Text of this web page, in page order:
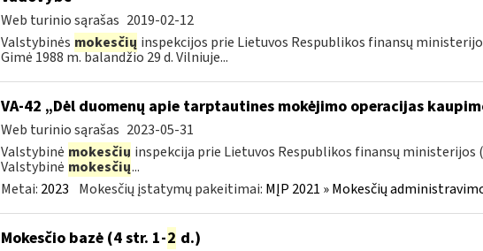
Web turinio sąrašas 2019-02-12
Valstybinės mokesčių inspekcijos prie Lietuvos Respublikos finansų
Gimė 1988 m. balandžio 29 d. Vilniuje...
VA-42 „Dėl duomenų apie tarptautines mokėjimo operacijas
Web turinio sąrašas 2023-05-31
Valstybinė mokesčių inspekcija prie Lietuvos Respublikos finansų
Valstybinė mokesčių...
Metai: 2023 Mokesčių įstatymų pakeitimai: MĮP 2021 » Mokesčių
Mokesčio bazė (4 str. 1-2 d.)